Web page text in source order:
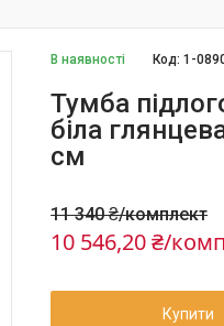
В наявності Код:1-
Тумба
біла
см
11 340 ₴/комплект
10 546,20 ₴/
Купити